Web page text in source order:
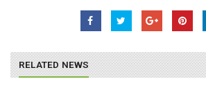
RELATED NEWS